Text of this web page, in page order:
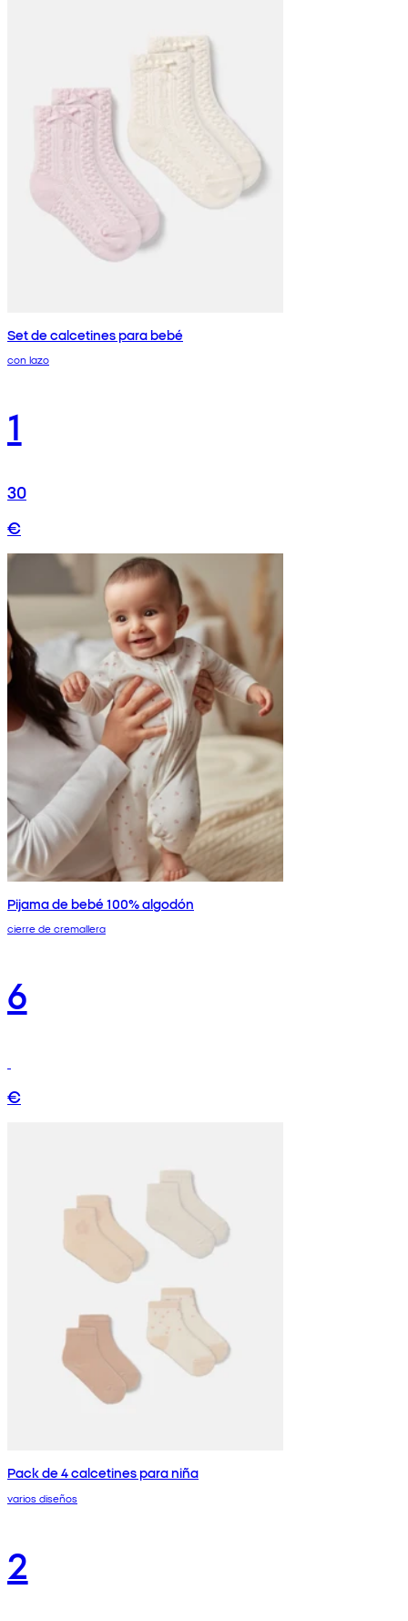
Set de calcetines para bebé
con lazo
1
30
€
Pijama de bebé 100% algodón
cierre de cremallera
6
€
Pack de 4 calcetines para niña
varios diseños
2